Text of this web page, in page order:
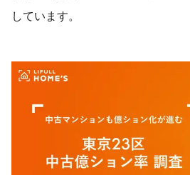
しています。